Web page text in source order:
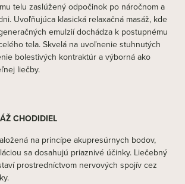
telu zaslúžený odpočinok po náročnom a
Uvoľňujúca klasická relaxačná masáž, kde
emulzií dochádza k postupnému
tela. Skvelá na uvoľnenie stuhnutých
bolestivých kontraktúr a výborná ako
liečby.
CHODIDIEL
na princípe akupresúrnych bodov,
sa dosahujú priaznivé účinky. Liečebný
prostredníctvom nervových spojív cez